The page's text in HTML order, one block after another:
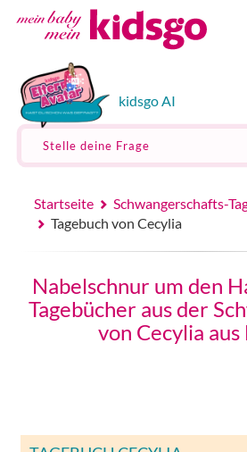
kidsgo AI
Stelle deine Frage
Startseite
Schwangerschafts-
Tagebuch von Cecylia
Nabelschnur um den
Tagebücher aus der
von Cecylia